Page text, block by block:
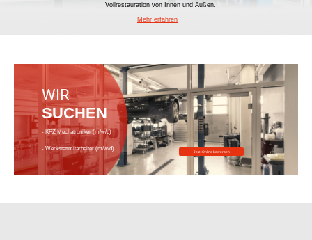
Vollrestauration von Innen und Außen.
Mehr erfahren
WIR
SUCHEN
- KFZ Mechatroniker (m/w/d)
- Werkstattmitarbeiter (m/w/d) Jetzt Online bewerben